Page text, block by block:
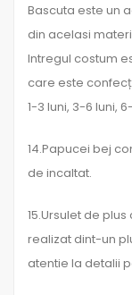
Bascuta este un
din acelasi
Intregul costum
care este
1-3 luni, 3-6 luni,
14.Papucei bej
de incaltat.
15.Ursulet de
realizat dint-un
atentie la detalii